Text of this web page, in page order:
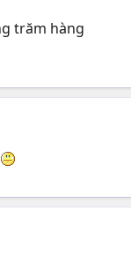
trăm hàng